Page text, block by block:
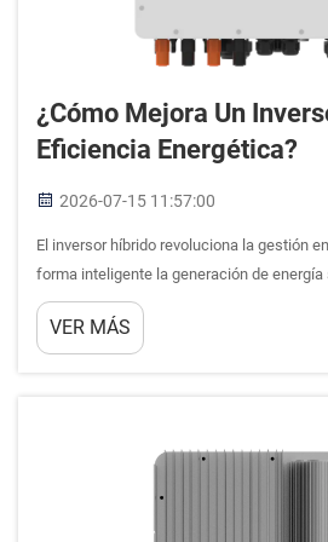
¿Cómo Mejora Un
Eficiencia Energética?
2026-07-15 11:57:00
El inversor híbrido revoluciona la gestión
forma inteligente la generación de
en baterías y la conectividad con la red
sofisticado. Esta tecnología avanzada
VER MÁS